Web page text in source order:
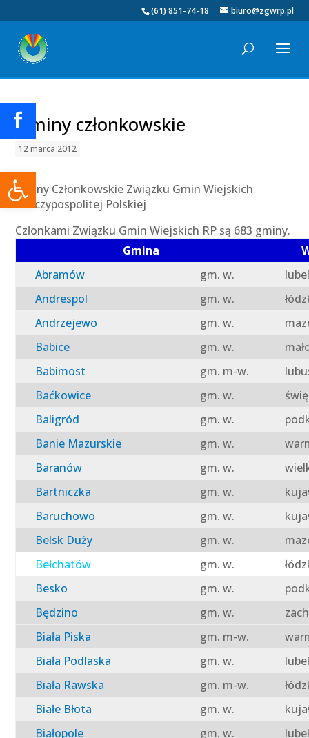
Otwórz pasek narzędzi
(61) 851-74-18 biuro@zgwrp.pl
Gminy członkowskie
12 marca 2012
Gminy Członkowskie Związku Gmin Wiejskich
Rzeczypospolitej Polskiej
Członkami Związku Gmin Wiejskich RP są 683 gminy.
Gmina
Abramów
gm. w.
Andrespol
gm. w.
Andrzejewo
gm. w.
Babice
gm. w.
Babimost
gm. m-w.
Baćkowice
gm. w.
Baligród
gm. w.
Banie Mazurskie
gm. w.
Baranów
gm. w.
Bartniczka
gm. w.
Baruchowo
gm. w.
Belsk Duży
gm. w.
Bełchatów
gm. w.
Besko
gm. w.
Będzino
gm. w.
Biała Piska
gm. m-w.
Biała Podlaska
gm. w.
Biała Rawska
gm. m-w.
Białe Błota
gm. w.
Białopole
gm. w.